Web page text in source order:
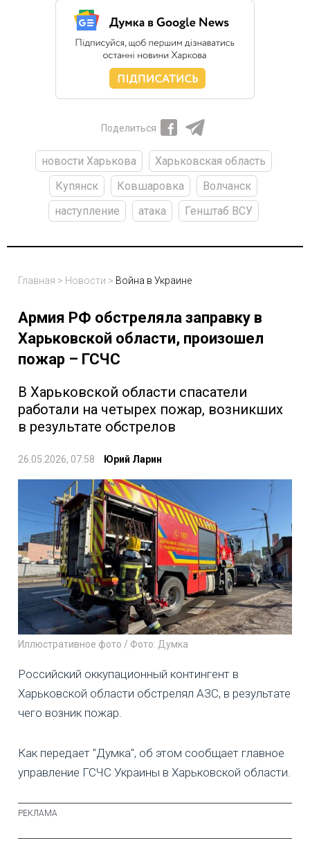
Поделиться
новости Харькова
Харьковская область
Купянск
Ковшаровка
Волчанск
наступление
атака Генштаб ВСУ
Главная > Новости > Война в Украине
Армия РФ обстреляла заправку в
Харьковской области, произошел
пожар – ГСЧС
В Харьковской области спасатели
работали на четырех пожар, возникших
в результате обстрелов
26.05.2026, 07:58 Юрий Ларин
Иллюстративное фото / Фото: Думка
Российский оккупационный контингент в
Харьковской области обстрелял АЗС, в результате
чего возник пожар.
Как передает "Думка", об этом сообщает главное
управление ГСЧС Украины в Харьковской области.